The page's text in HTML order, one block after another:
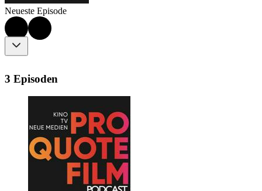
Neueste Episode
3 Episoden